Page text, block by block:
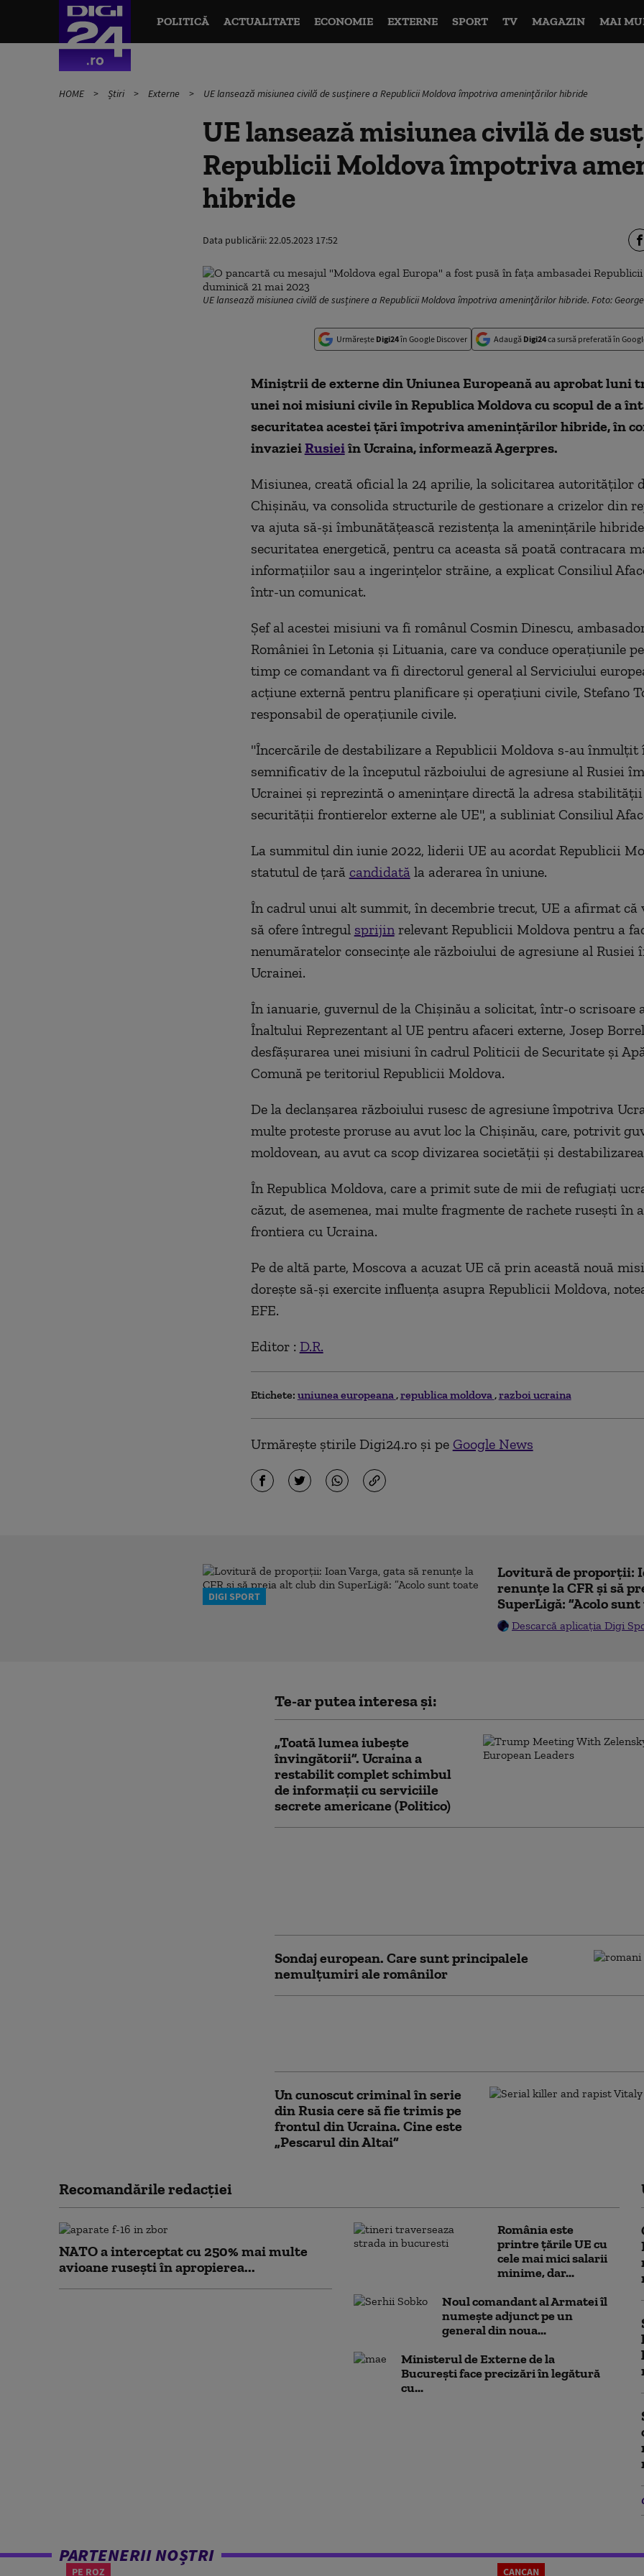
POLITICĂ ACTUALITATE ECONOMIE EXTERNE SPORT TV MAGAZIN MAI
HOME Știri Externe UE lansează misiunea civilă de susținere a Republicii Moldova împotriva ameninţărilor hibride
UE lansează misiunea civilă de
Republicii Moldova împotriva
hibride
Data publicării:22.05.2023 17:52
UE lansează misiunea civilă de susținere a Republicii Moldova împotriva ameninţărilor hibride. Foto:
Urmărește Digi24în Google Discover Adaugă Digi24ca sursă preferată în
Miniştrii de externe din Uniunea Europeană au aprobat luni
unei noi misiuni civile în Republica Moldova cu scopul de a
securitatea acestei țări împotriva amenințărilor hibride, în
invazieiRusieiîn Ucraina, informează Agerpres.
Misiunea, creată oficial la 24 aprilie, la solicitarea autorităţilor
Chişinău, va consolida structurile de gestionare a crizelor din
va ajuta să-şi îmbunătăţească rezistenţa la ameninţările
securitatea energetică, pentru ca aceasta să poată contracara
informaţiilor sau a ingerinţelor străine, a explicat Consiliul
într-un comunicat.
Şef al acestei misiuni va fi românul Cosmin Dinescu,
României în Letonia şi Lituania, care va conduce operaţiunile
timp ce comandant va fi directorul general al Serviciului
acţiune externă pentru planificare şi operaţiuni civile, Stefano
responsabil de operaţiunile civile.
"Încercările de destabilizare a Republicii Moldova s-au înmulţit
semnificativ de la începutul războiului de agresiune al Rusiei
Ucrainei şi reprezintă o ameninţare directă la adresa
securităţii frontierelor externe ale UE", a subliniat Consiliul
La summitul din iunie 2022, liderii UE au acordat Republicii
statutul de ţară candidatăla aderarea în uniune.
În cadrul unui alt summit, în decembrie trecut, UE a afirmat că
să ofere întregul sprijinrelevant Republicii Moldova pentru a
nenumăratelor consecinţe ale războiului de agresiune al Rusiei
Ucrainei.
În ianuarie, guvernul de la Chişinău a solicitat, într-o scrisoare
Înaltului Reprezentant al UE pentru afaceri externe, Josep
desfăşurarea unei misiuni în cadrul Politicii de Securitate şi
Comună pe teritoriul Republicii Moldova.
De la declanşarea războiului rusesc de agresiune împotriva
multe proteste proruse au avut loc la Chişinău, care, potrivit
moldovean, au avut ca scop divizarea societăţii şi
În Republica Moldova, care a primit sute de mii de refugiaţi
căzut, de asemenea, mai multe fragmente de rachete ruseşti în
frontiera cu Ucraina.
Pe de altă parte, Moscova a acuzat UE că prin această nouă
doreşte să-şi exercite influenţa asupra Republicii Moldova,
EFE.
Editor : D.R.
Etichete: uniunea europeana republica moldova razboi ucraina
Urmărește știrile Digi24.ro și pe Google News
DIGI SPORT
Lovitură de proporții:
renunțe la CFR și să
SuperLigă: ”Acolo
Descarcă aplicația Digi
Te-ar putea interesa și:
„Toată lumea iubește
învingătorii”. Ucraina a
restabilit complet schimbul
de informații cu serviciile
secrete americane (Politico)
Sondaj european. Care sunt principalele
nemulțumiri ale românilor
Un cunoscut criminal în serie
din Rusia cere să fie trimis pe
frontul din Ucraina. Cine este
„Pescarul din Altai”
Recomandările redacţiei
NATO a interceptat cu 250% mai multe
avioane rusești în apropierea...
România este
printre țările UE cu
cele mai mici salarii
minime, dar...
Noul comandant al Armatei îl
numește adjunct pe un
general din noua...
Ministerul de Externe de la
București face precizări în legătură
cu...
PARTENERII NOȘTRI
PE ROZ CANCAN